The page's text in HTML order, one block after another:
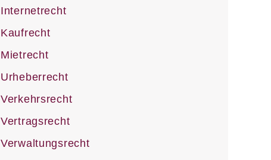
Internetrecht
Kaufrecht
Mietrecht
Urheberrecht
Verkehrsrecht
Vertragsrecht
Verwaltungsrecht